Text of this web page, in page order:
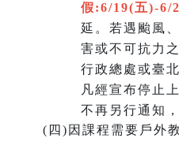
假:6/19(五)-6/
延。若遇颱風
害或不可抗力
行政總處或臺
凡經宣布停止
不再另行通知
( 四)因課程需要戶外